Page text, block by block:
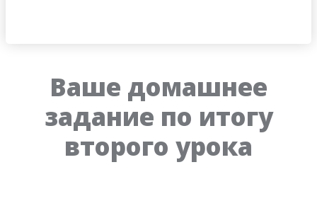
Ваше домашнее
задание по итогу
второго урока